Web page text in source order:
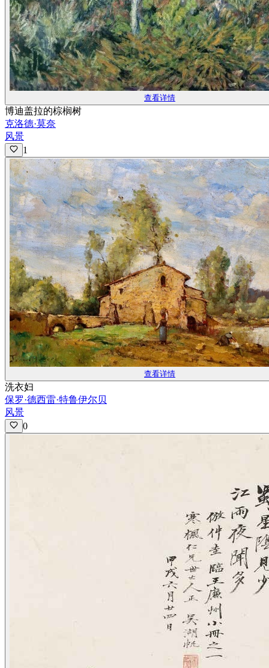
查看详情
博迪盖拉的棕榈树
克洛德·莫奈
风景
1
查看详情
洗衣妇
保罗·德西雷·特鲁伊尔贝
风景
0